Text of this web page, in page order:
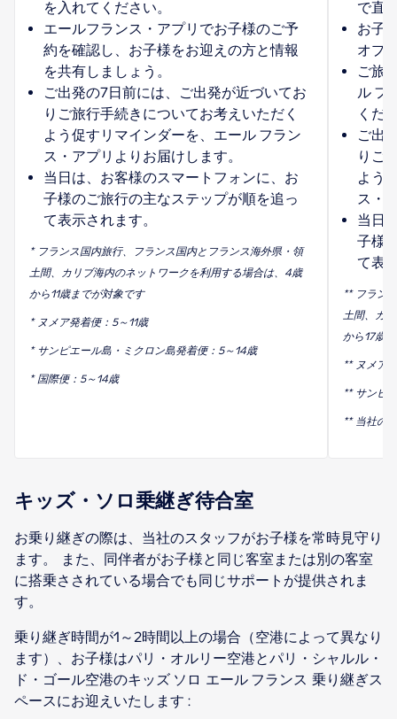
を入れてください。
エールフランス・アプリでお子様のご予
約を確認し、お子様をお迎えの方と情報
を共有しましょう。
ご出発の7日前には、ご出発が近づいてお
りご旅行手続きについてお考えいただく
よう促すリマインダーを、エール フラン
ス・アプリよりお届けします。
当日は、お客様のスマートフォンに、お
子様のご旅行の主なステップが順を追っ
て表示されます。
* フランス国内旅行、フランス国内とフランス海外県・領
土間、カリブ海内のネットワークを利用する場合は、4歳
から11歳までが対象です
* ヌメア発着便：5～11歳
* サンピエール島・ミクロン島発着便：5～14歳
* 国際便：5～14歳
で直
お子
オプ
ご旅
ル フ
くだ
ご出
りご
よう
ス・
当日
子様
て表
** フラン
土間、カ
から17歳
** ヌメア
** サンピ
** 当社の
キッズ・ソロ乗継ぎ待合室
お乗り継ぎの際は、当社のスタッフがお子様を常時見守り
ます。 また、同伴者がお子様と同じ客室または別の客室
に搭乗さされている場合でも同じサポートが提供されま
す。
乗り継ぎ時間が1～2時間以上の場合（空港によって異なり
ます）、お子様はパリ・オルリー空港とパリ・シャルル・
ド・ゴール空港のキッズ ソロ エール フランス 乗り継ぎス